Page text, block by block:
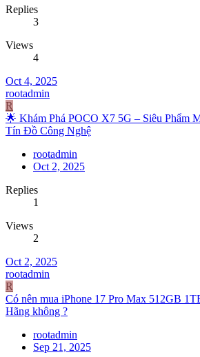
Replies
3
Views
4
Oct 4, 2025
rootadmin
R
🌟 Khám Phá POCO X7 5G – Siêu Phẩm
Tín Đồ Công Nghệ
rootadmin
Oct 2, 2025
Replies
1
Views
2
Oct 2, 2025
rootadmin
R
Có nên mua iPhone 17 Pro Max 512GB
Hãng không ?
rootadmin
Sep 21, 2025